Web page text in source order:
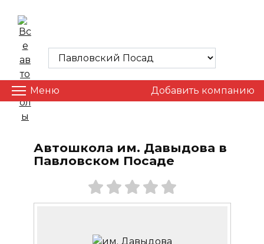
content
Меню Добавить компанию
Автошкола им. Давыдова в
Павловском Посаде